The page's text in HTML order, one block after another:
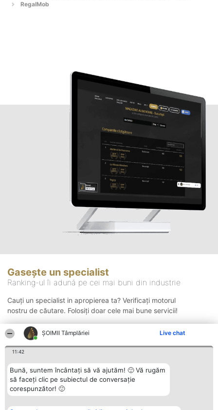
ȘOIMII Tâmplăriei Live chat
11:42
Bună, suntem încântați să vă ajutăm! 🙂 Vă rugăm
să faceți clic pe subiectul de conversație
corespunzător! 🙂
RegalMob
Gasește un specialist
Ranking-ul îi adună pe cei mai buni din industrie
Cauți un specialist in apropierea ta? Verificați motorul
nostru de căutare. Folosiți doar cele mai bune servicii!